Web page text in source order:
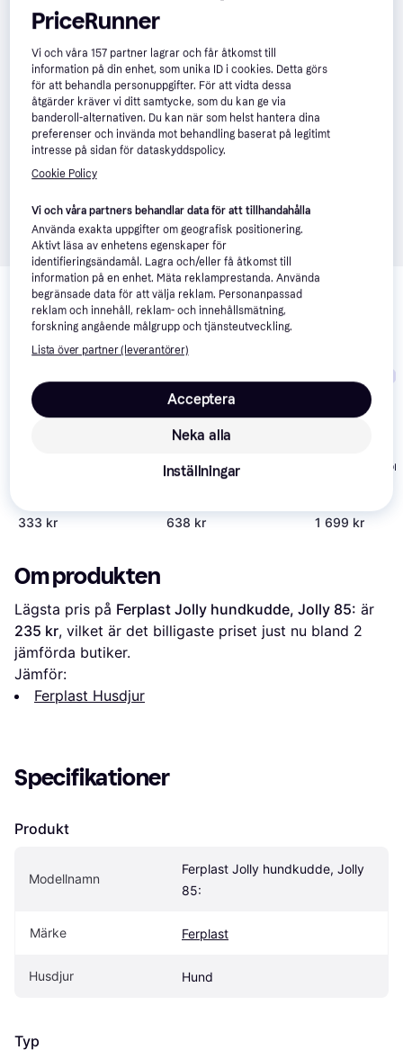
Relaterade produkter
Vi har plockat fram ett urval av produkter som kanske skulle
intressera dig. Visa alla
333 kr
Dogman Bädd Sherpa
638 kr
Trixie
1 699 kr
Om produkten
Lägsta pris på Ferplast Jolly hundkudde, Jolly 85:
235 kr, vilket är det billigaste priset just nu bland 2
jämförda butiker.
Jämför:
Ferplast Husdjur
Specifikationer
Produkt
Modellnamn
Ferplast Jolly hundkudde, Jolly
85:
Märke Ferplast
Husdjur Hund
Typ
PriceRunner
Vi och våra157 partner lagrar och får åtkomst till
information på din enhet, som unika ID i cookies. Detta görs
för att behandla personuppgifter. För att vidta dessa
åtgärder kräver vi ditt samtycke, som du kan ge via
banderoll-alternativen. Du kan när som helst hantera dina
preferenser och invända mot behandling baserat på legitimt
intresse på sidan för dataskyddspolicy.
Cookie Policy
Vi och våra partners behandlar data för att tillhandahålla
Använda exakta uppgifter om geografisk positionering.
Aktivt läsa av enhetens egenskaper för
identifieringsändamål. Lagra och/eller få åtkomst till
information på en enhet. Mäta reklamprestanda. Använda
begränsade data för att välja reklam. Personanpassad
reklam och innehåll, reklam- och innehållsmätning,
forskning angående målgrupp och tjänsteutveckling.
Lista över partner (leverantörer)
Neka alla
Acceptera
Inställningar